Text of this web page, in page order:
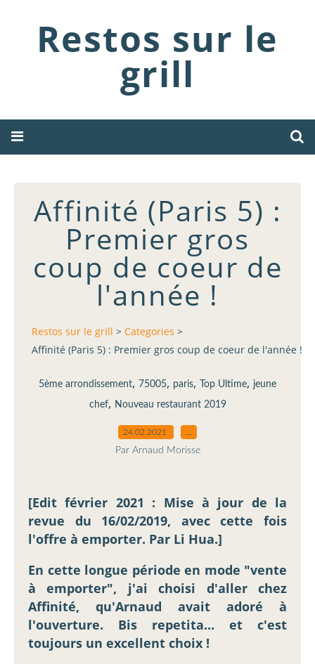
Restos sur le
grill
Affinité (Paris 5) :
Premier gros
coup de coeur de
l'année !
Restos sur le grill > Categories >
Affinité (Paris 5) : Premier gros coup de coeur de l'année !
5ème arrondissement, 75005, paris, Top Ultime, jeune
chef, Nouveau restaurant 2019
24.02.2021
Par Arnaud Morisse
[Edit février 2021 : Mise à jour de la
revue du 16/02/2019, avec cette fois
l'offre à emporter. Par Li Hua.]
En cette longue période en mode "vente
à emporter", j'ai choisi d'aller chez
Affinité, qu'Arnaud avait adoré à
l'ouverture. Bis repetita... et c'est
toujours un excellent choix !